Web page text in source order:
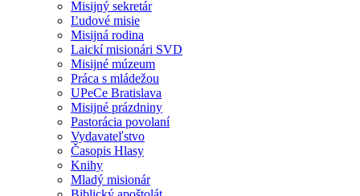
Misijný sekretár
Ľudové misie
Misijná rodina
Laickí misionári SVD
Misijné múzeum
Práca s mládežou
UPeCe Bratislava
Misijné prázdniny
Pastorácia povolaní
Vydavateľstvo
Časopis Hlasy
Knihy
Mladý misionár